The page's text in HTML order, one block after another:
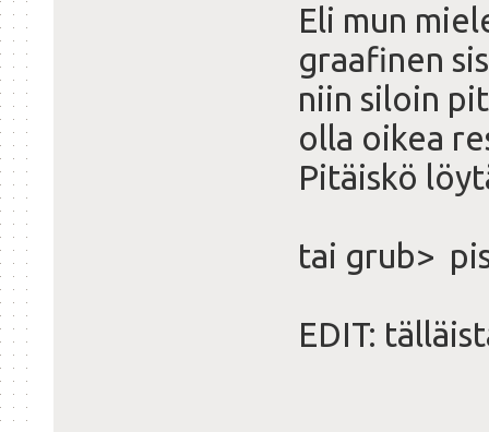
Eli mun
graafinen
niin siloin
olla oikea
Pitäiskö
tai grub>
EDIT: